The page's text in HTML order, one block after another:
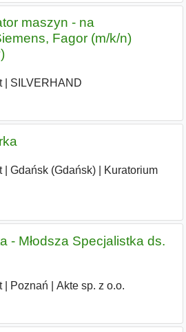
maszyn - na
Fagor (m/k/n)
| SILVERHAND
| Gdańsk (Gdańsk)|
Kuratorium
- Młodsza Specjalistka ds.
| Poznań Akte sp. z o.o.